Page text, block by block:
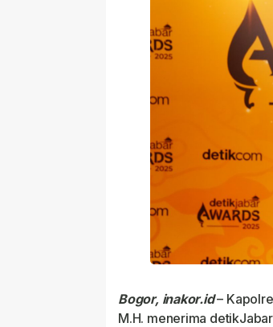
Bogor, inakor.id–
M.H. menerima